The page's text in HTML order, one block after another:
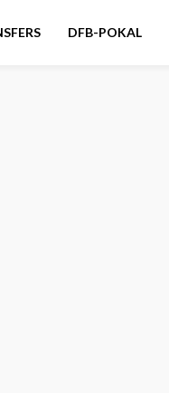
DFB-POKAL